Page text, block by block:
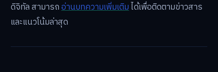
ดิจิทัล สามารถอ่านบทความเพิ่มเติมได้เพื่อติดตามข่าวสาร
และแนวโน้มล่าสุด